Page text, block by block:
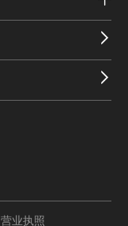
营业执照